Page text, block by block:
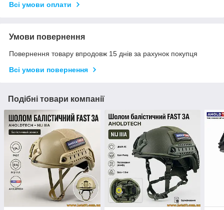
Всі умови оплати
Умови повернення
Повернення товару впродовж 15 днів за рахунок покупця
Всі умови повернення
Подібні товари компанії